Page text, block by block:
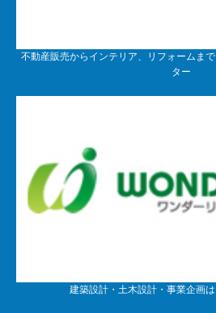
不動産販売からインテリア、リフォームま
ター
建築設計・土木設計・事業企画は